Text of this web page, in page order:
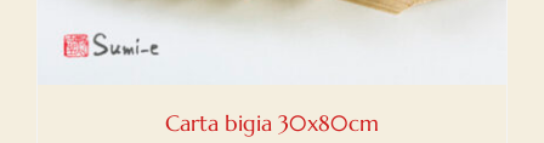
Carta bigia 30x80cm